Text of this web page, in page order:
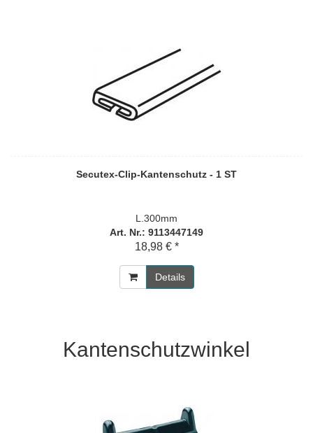
Secutex-Clip-Kantenschutz - 1 ST
L.300mm
Art. Nr.: 9113447149
18,98 € *
Details
Kantenschutzwinkel